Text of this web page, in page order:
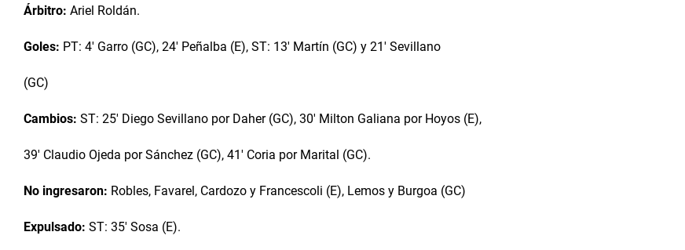
Árbitro: Ariel Roldán.
Goles: PT: 4' Garro (GC), 24' Peñalba (E), ST: 13' Martín (GC) y 21' Sevillano
(GC)
Cambios: ST: 25' Diego Sevillano por Daher (GC), 30' Milton Galiana por Hoyos (E),
39' Claudio Ojeda por Sánchez (GC), 41' Coria por Marital (GC).
No ingresaron: Robles, Favarel, Cardozo y Francescoli (E), Lemos y Burgoa (GC)
Expulsado: ST: 35' Sosa (E).